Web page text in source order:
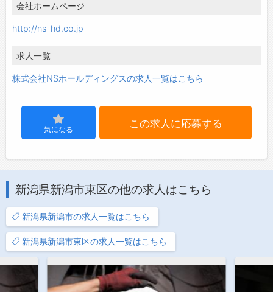
会社ホームページ
http://ns-hd.co.jp
求人一覧
株式会社NSホールディングスの求人一覧はこちら
気になる この求人に応募する
新潟県新潟市東区の他の求人はこちら
新潟県新潟市の求人一覧はこちら
新潟県新潟市東区の求人一覧はこちら